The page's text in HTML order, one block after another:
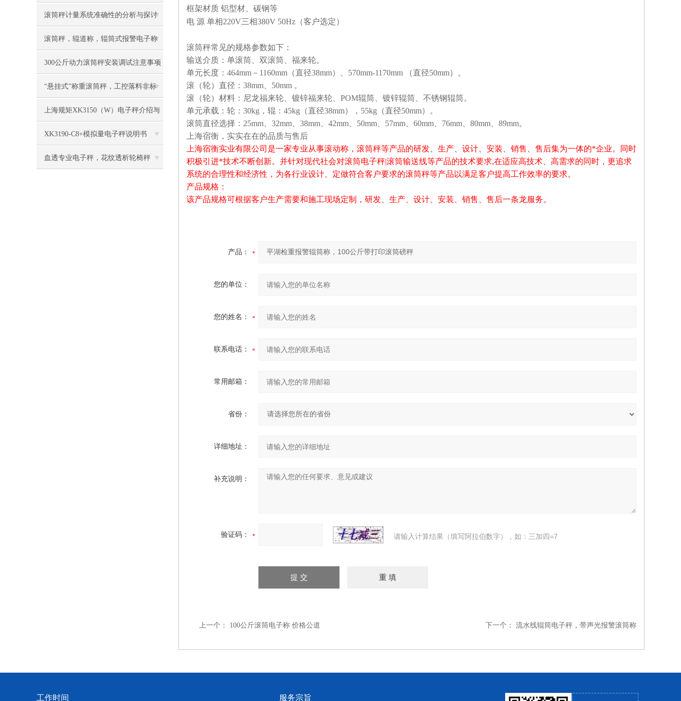
滚筒秤计量系统准确性的分析与探讨​
滚筒秤，辊道称，辊筒式报警电子称
慨述
300公斤动力滚筒秤安装调试注意事项
“悬挂式”称重滚筒秤，工控落料非标
电子称
上海规矩XK3150（W）电子秤介绍与
维修
XK3190-C8+模拟量电子秤说明书
血透专业电子秤，花纹透析轮椅秤
框架材质 铝型材、碳钢等
电 源 单相220V三相380V 50Hz （客户选定）
滚筒秤常见的规格参数如下：
输送介质：单滚筒、双滚筒、福来轮。
单元长度： 464mm － 1160mm （直径38mm）、 570mm-1170mm （直径50mm）。
滚（轮）直径： 38mm 50mm 。
滚（轮）材料：尼龙福来轮、镀锌福来轮、 POM辊筒、镀锌辊筒、不锈钢辊筒。
单元承载：轮： 30kg ，辊： 45kg （直径38mm）， 55kg （直径50mm）。
滚筒直径选择： 25mm 32mm 38mm 42mm 50mm 57mm 60mm 76mm 80mm 89mm。
上海宿衡，实实在在的品质与售后
上海宿衡实业有限公司是一家专业从事滚动称，滚筒秤等产品的研发、生产、设计、安装、销售、售后集为一体的*企业。同时
积极引进*技术不断创新。并针对现代社会对滚筒电子秤|滚筒输送线等产品的技术要求,在适应高技术、高需求的同时，更追求
系统的合理性和经济性，为各行业设计、定做符合客户要求的滚筒秤等产品以满足客户提高工作效率的要求。
产品规格：
该产品规格可根据客户生产需要和施工现场定制，研发、生产、设计、安装、销售、售后一条龙服务。
产品：
您的单位：
您的姓名：
联系电话：
常用邮箱：
省份：
详细地址：
补充说明：
验证码： 请输入计算结果（填写阿拉伯数字），如：三加四=7
上一个： 100公斤滚筒电子称 价格公道 下一个： 流水线辊筒电子秤，带声光报警滚筒称
工作时间 服务宗旨